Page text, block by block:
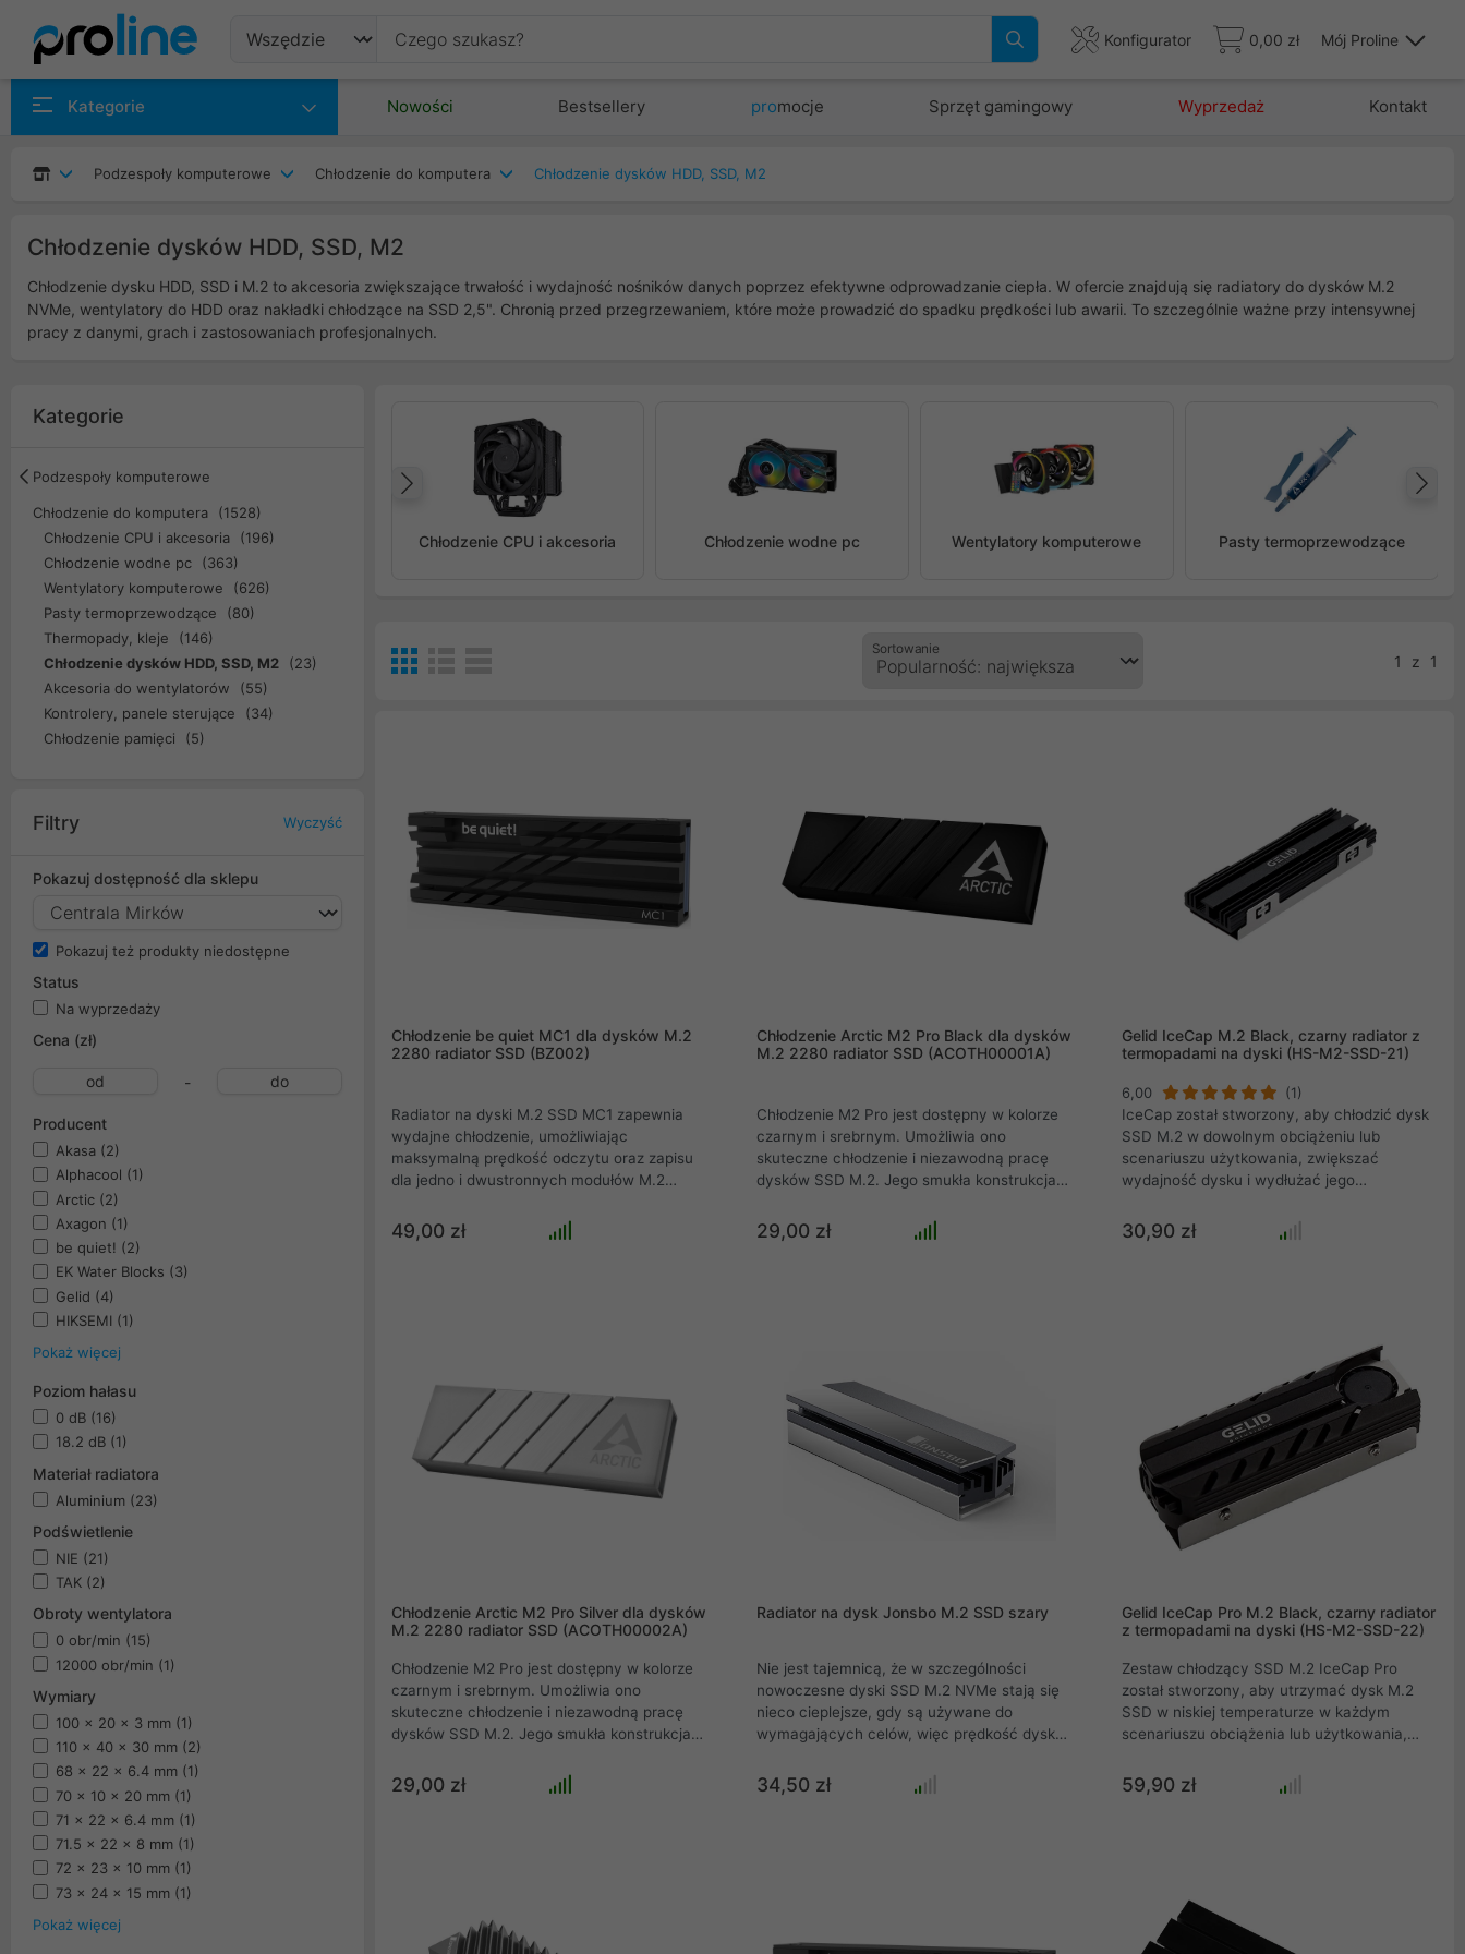
Konfigurator 0,00 zł Mój Proline
Kategorie Nowości Bestsellery promocje Sprzęt gamingowy Wyprzedaż Kontakt
Podzespoły komputerowe Chłodzenie do komputera Chłodzenie dysków HDD, SSD, M2
Chłodzenie dysków HDD, SSD, M2
Chłodzenie dysku HDD, SSD i M.2 to akcesoria zwiększające trwałość i wydajność nośników danych poprzez efektywne odprowadzanie ciepła. W ofercie znajdują się radiatory do dysków M.2
NVMe, wentylatory do HDD oraz nakładki chłodzące na SSD 2,5". Chronią przed przegrzewaniem, które może prowadzić do spadku prędkości lub awarii. To szczególnie ważne przy intensywnej
pracy z danymi, grach i zastosowaniach profesjonalnych.
Kategorie
Podzespoły komputerowe
Chłodzenie do komputera
(1528)
Chłodzenie CPU i akcesoria
(196)
Chłodzenie wodne pc
(363)
Wentylatory komputerowe
(626)
Pasty termoprzewodzące
(80)
Thermopady, kleje
(146)
Chłodzenie dysków HDD, SSD, M2
(23)
Akcesoria do wentylatorów
(55)
Kontrolery, panele sterujące
(34)
Chłodzenie pamięci
(5)
Filtry Wyczyść
Pokazuj dostępność dla sklepu
Pokazuj też produkty niedostępne
Status
Na wyprzedaży
Cena (zł)
-
Producent
Akasa (2)
Alphacool (1)
Arctic (2)
Axagon (1)
be quiet! (2)
EK Water Blocks (3)
Gelid (4)
HIKSEMI (1)
Pokaż więcej
Poziom hałasu
0 dB (16)
18.2 dB (1)
Materiał radiatora
Aluminium (23)
Podświetlenie
NIE (21)
TAK (2)
Obroty wentylatora
0 obr/min (15)
12000 obr/min (1)
Wymiary
100 x 20 x 3 mm (1)
110 x 40 x 30 mm (2)
68 x 22 x 6.4 mm (1)
70 x 10 x 20 mm (1)
71 x 22 x 6.4 mm (1)
71.5 x 22 x 8 mm (1)
72 x 23 x 10 mm (1)
73 x 24 x 15 mm (1)
Pokaż więcej
Chłodzenie CPU i akcesoria Chłodzenie wodne pc Wentylatory komputerowe Pasty termoprzewodzące
Poprzedni
Sortowanie
1 z 1
Chłodzenie be quiet MC1 dla dysków M.2
2280 radiator SSD (BZ002)
Radiator na dyski M.2 SSD MC1 zapewnia
wydajne chłodzenie, umożliwiając
maksymalną prędkość odczytu oraz zapisu
dla jedno i dwustronnych modułów M.2
49,00 zł
Chłodzenie Arctic M2 Pro Black dla dysków
M.2 2280 radiator SSD (ACOTH00001A)
Chłodzenie M2 Pro jest dostępny w kolorze
czarnym i srebrnym. Umożliwia ono
skuteczne chłodzenie i niezawodną pracę
dysków SSD M.2. Jego smukła konstrukcja
5 i zapewnia optymalne chłodzenie dla
dysków twardych SSD M.2 Można go
29,00 zł
Gelid IceCap M.2 Black, czarny radiator z
termopadami na dyski (HS-M2-SSD-21)
6,00
(1)
IceCap został stworzony, aby chłodzić dysk
SSD M.2 w dowolnym obciążeniu lub
scenariuszu użytkowania, zwiększać
wydajność dysku i wydłużać jego
aluminiowy radiator, 2 wysokowydajne
podkładki termiczne GP-Extreme i
30,90 zł
Chłodzenie Arctic M2 Pro Silver dla dysków
M.2 2280 radiator SSD (ACOTH00002A)
Chłodzenie M2 Pro jest dostępny w kolorze
czarnym i srebrnym. Umożliwia ono
skuteczne chłodzenie i niezawodną pracę
dysków SSD M.2. Jego smukła konstrukcja
5 i zapewnia optymalne chłodzenie dla
dysków twardych SSD M.2 Można go
29,00 zł
Radiator na dysk Jonsbo M.2 SSD szary
Nie jest tajemnicą, że w szczególności
nowoczesne dyski SSD M.2 NVMe stają się
nieco cieplejsze, gdy są używane do
wymagających celów, więc prędkość dysku
przeciwdziałać temu problemowi i móc
uzyskać pełną wydajność, profesjonaliści z
34,50 zł
Gelid IceCap Pro M.2 Black, czarny radiator
z termopadami na dyski (HS-M2-SSD-22)
Zestaw chłodzący SSD M.2 IceCap Pro
został stworzony, aby utrzymać dysk M.2
SSD w niskiej temperaturze w każdym
scenariuszu obciążenia lub użytkowania,
żywotność. Spraw, aby Twój dysk SSD był
59,90 zł